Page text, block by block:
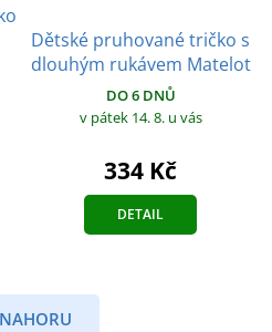
Dětské pruhované tričko s
dlouhým rukávem Matelot
DO 6 DNŮ
v pátek 14. 8. u vás
334 Kč
DETAIL
NAHORU